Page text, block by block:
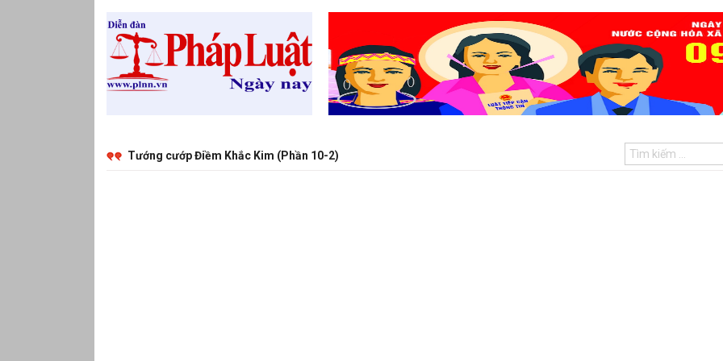
Tướng cướp Điềm Khắc Kim (Phần 10-2)